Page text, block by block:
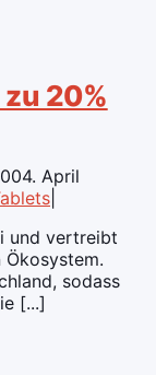
20%
4. April
und vertreibt
sodass
[...]